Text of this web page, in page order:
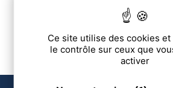
Ce site utilise des cookies et
le contrôle sur ceux que
activer